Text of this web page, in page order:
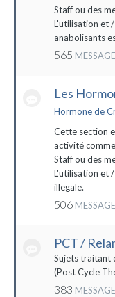
Staff ou des
L'utilisation et
anabolisants
565
Les
Cette section
activité
Staff ou des
L'utilisation et
illegale.
506
PCT /
Sujets traitant
(Post Cycle
383